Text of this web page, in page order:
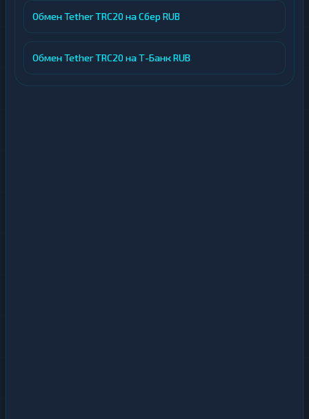
Обмен Tether TRC20 на Сбер RUB
Обмен Tether TRC20 на Т-Банк RUB